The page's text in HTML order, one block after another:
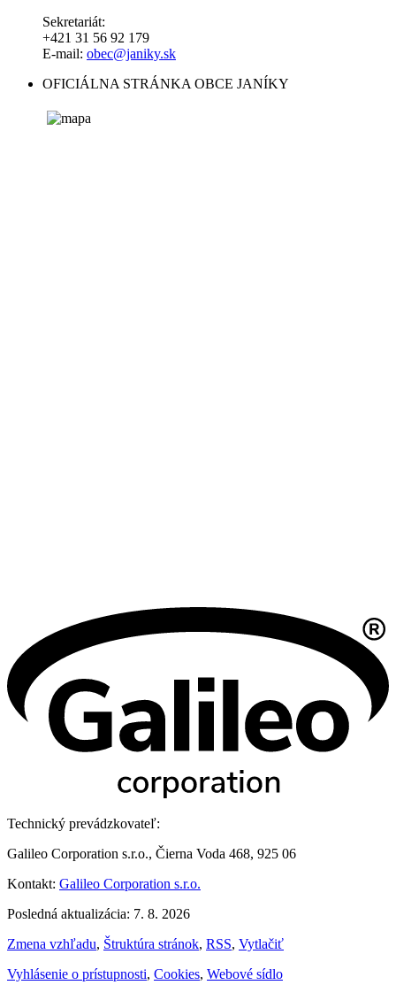
Sekretariát:
+421 31 56 92 179
E-mail: obec@janiky.sk
OFICIÁLNA STRÁNKA OBCE JANÍKY
Technický prevádzkovateľ:
Galileo Corporation s.r.o., Čierna Voda 468, 925 06
Kontakt: Galileo Corporation s.r.o.
Posledná aktualizácia: 7. 8. 2026
Zmena vzhľadu, Štruktúra stránok, RSS, Vytlačiť
Vyhlásenie o prístupnosti, Cookies, Webové sídlo